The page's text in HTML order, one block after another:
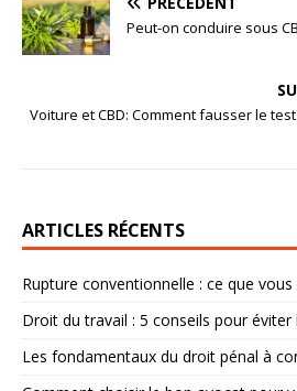
Peut-on conduire sous
Voiture et CBD: Comment fausser le
ARTICLES RÉCENTS
Rupture conventionnelle : ce que
Droit du travail : 5 conseils pour éviter
Les fondamentaux du droit pénal à